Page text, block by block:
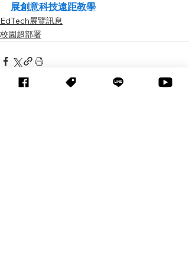
展創意科技遠距教學
EdTech展覽訊息
校園超部署